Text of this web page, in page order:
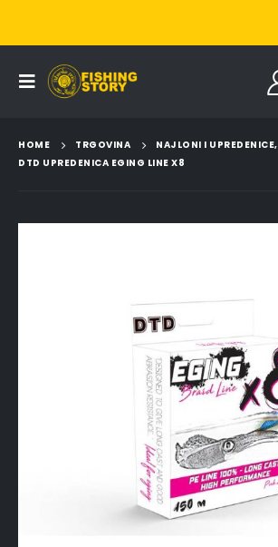
HOME TRGOVINA NAJLONI I UPREDENICE,
DTD UPREDENICA EGING LINE X8